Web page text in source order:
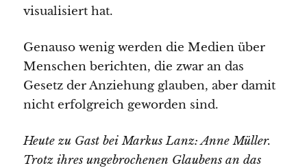
visualisiert hat.
Genauso wenig werden die Medien über
Menschen berichten, die zwar an das
Gesetz der Anziehung glauben, aber damit
nicht erfolgreich geworden sind.
Heute zu Gast bei Markus Lanz: Anne Müller.
Trotz ihres ungebrochenen Glaubens an das